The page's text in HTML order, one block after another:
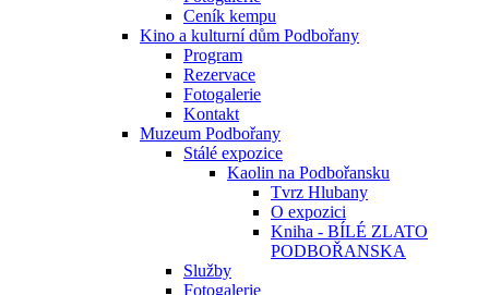
Ceník kempu
Kino a kulturní dům Podbořany
Program
Rezervace
Fotogalerie
Kontakt
Muzeum Podbořany
Stálé expozice
Kaolin na Podbořansku
Tvrz Hlubany
O expozici
Kniha - BÍLÉ ZLATO
PODBOŘANSKA
Služby
Fotogalerie